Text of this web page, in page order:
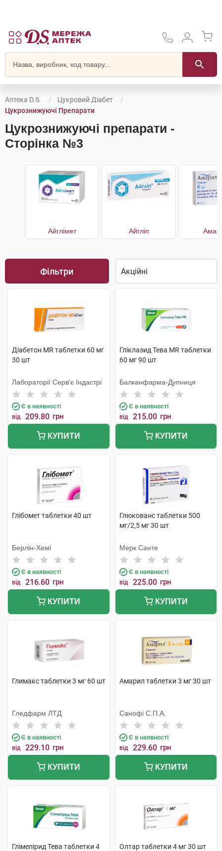
Аптека D.S.
Цукровий Діабет
Цукрознижуючі Препарати
Цукрознижуючі препарати -
Сторінка №3
Айглімет Айгліп
Фільтри
Діабетон MR таблетки 60 мг
30 шт
Лабораторії Серв'є Індастрі
Є в наявності
від 209.80 грн
КУПИТИ
Гліклазид Тева MR таблетки
60 мг 90 шт
Балканфарма-Дупниця
Є в наявності
від 215.00 грн
КУПИТИ
Глібомет таблетки 40 шт
Берлін-Хемі
Є в наявності
від 216.60 грн
КУПИТИ
Глюкованс таблетки 500
мг/2,5 мг 30 шт
Мерк Санте
Є в наявності
від 225.00 грн
КУПИТИ
Глимакс таблетки 3 мг 60 шт
Гледфарм ЛТД
Є в наявності
від 229.10 грн
КУПИТИ
Амарил таблетки 3 мг 30 шт
Санофі С.П.А.
Є в наявності
від 229.60 грн
КУПИТИ
Глімепірид Тева таблетки 4
Олтар таблетки 4 мг 30 шт